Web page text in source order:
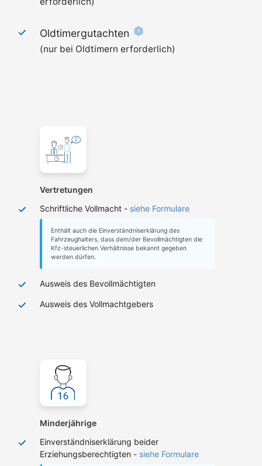
Oldtimergutachten
(nur bei Oldtimern erforderlich)
Vertretungen
Schriftliche Vollmacht - siehe Formulare
Enthält auch die Einverständniserklärung des
Fahrzeughalters, dass dem/der Bevollmächtigten die
Kfz-steuerlichen Verhältnisse bekannt gegeben
werden dürfen.
Ausweis des Bevollmächtigten
Ausweis des Vollmachtgebers
Minderjährige
Einverständniserklärung beider
Erziehungsberechtigten - siehe Formulare